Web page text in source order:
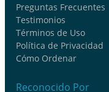
Preguntas Frecuentes
Testimonios
Términos de Uso
Política de Privacidad
Cómo Ordenar
Reconocido Por